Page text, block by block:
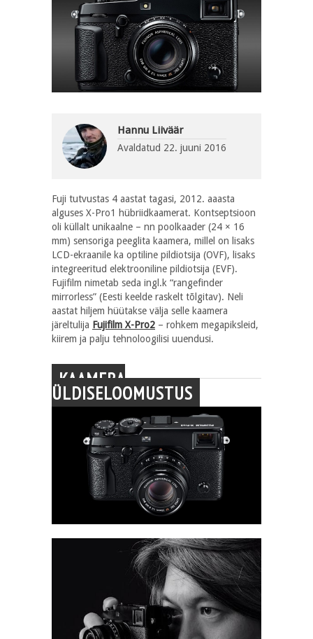
Hannu Liiväär
Avaldatud 22. juuni 2016
Fuji tutvustas 4 aastat tagasi, 2012. aaasta
alguses X-Pro1 hübriidkaamerat. Kontseptsioon
oli küllalt unikaalne – nn poolkaader (24 × 16
mm) sensoriga peeglita kaamera, millel on lisaks
LCD-ekraanile ka optiline pildiotsija (OVF), lisaks
integreeritud elektrooniline pildiotsija (EVF).
Fujifilm nimetab seda ingl.k “rangefinder
mirrorless” (Eesti keelde raskelt tõlgitav). Neli
aastat hiljem hüütakse välja selle kaamera
järeltulija Fujifilm X-Pro2 – rohkem megapiksleid,
kiirem ja palju tehnoloogilisi uuendusi.
KAAMERA
ÜLDISELOOMUSTUS